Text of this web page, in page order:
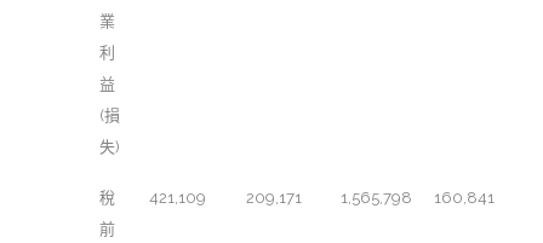
業
利
益
(損
失)
稅
前
421,109 209,171 1,565,798 160,841